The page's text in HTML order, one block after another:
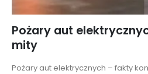
Pożary aut
mity
Pożary aut elektrycznych – fakty